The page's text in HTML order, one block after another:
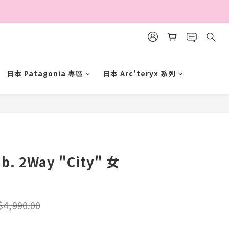
日本 Patagonia 專區 日本 Arc'teryx 系列
2Way "City" 女